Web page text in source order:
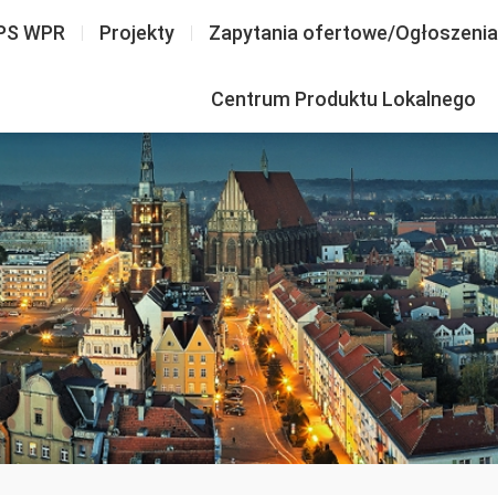
WPR Projekty Zapytania ofertowe/Ogłoszenia
Centrum Produktu Lokalnego